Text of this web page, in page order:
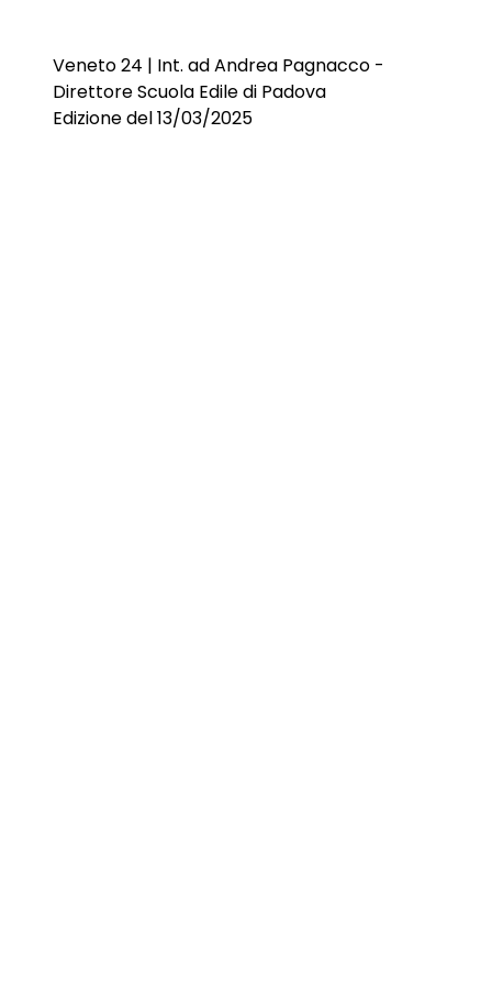
Veneto 24 | Int. ad Andrea Pagnacco -
Direttore Scuola Edile di Padova
Edizione del 13/03/2025